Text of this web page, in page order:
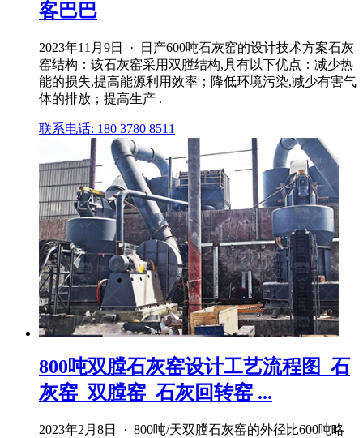
客巴巴
2023年11月9日 · 日产600吨石灰窑的设计技术方案石灰
窑结构：该石灰窑采用双膛结构,具有以下优点：减少热
能的损失,提高能源利用效率；降低环境污染,减少有害气
体的排放；提高生产 .
联系电话: 180 3780 8511
800吨双膛石灰窑设计工艺流程图_石
灰窑_双膛窑_石灰回转窑 ...
2023年2月8日 · 800吨/天双膛石灰窑的外径比600吨略